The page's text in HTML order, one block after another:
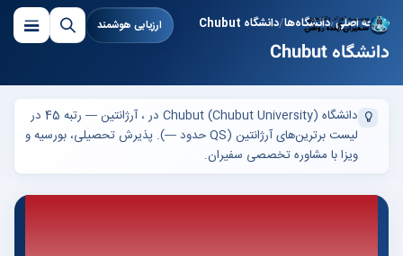
ارزیابی هوشمند صفحه اصلی دانشگاه‌ها دانشگاه Chubut
دانشگاه Chubut
دانشگاه Chubut (Chubut University) در ، آرژانتین — رتبه 45 در
لیست برترین‌های آرژانتین (QS حدود —). پذیرش تحصیلی، بورسیه و
ویزا با مشاوره تخصصی سفیران.